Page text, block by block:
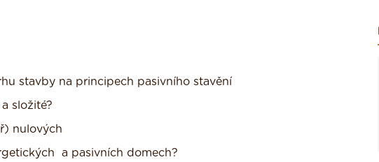
stavby na principech pasivního stavění
složité?
nulových
a pasivních domech?